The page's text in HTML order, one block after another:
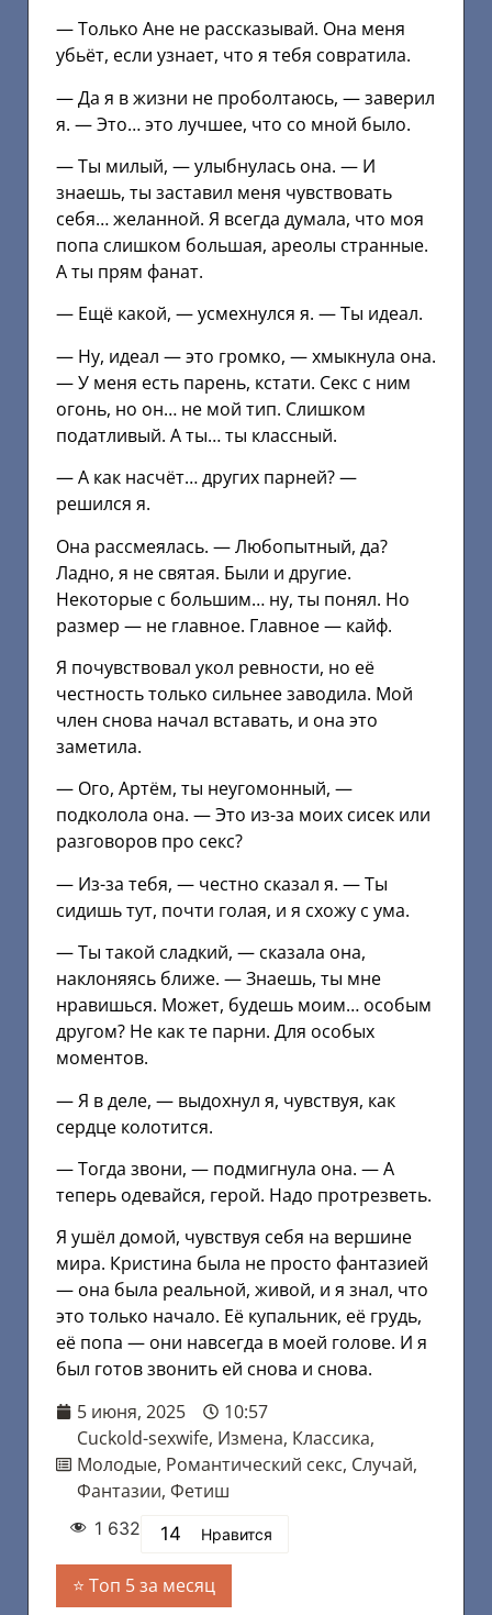
— Только Ане не рассказывай. Она меня
убьёт, если узнает, что я тебя совратила.
— Да я в жизни не проболтаюсь, — заверил
я. — Это… это лучшее, что со мной было.
— Ты милый, — улыбнулась она. — И
знаешь, ты заставил меня чувствовать
себя… желанной. Я всегда думала, что моя
попа слишком большая, ареолы странные.
А ты прям фанат.
— Ещё какой, — усмехнулся я. — Ты идеал.
— Ну, идеал — это громко, — хмыкнула она.
— У меня есть парень, кстати. Секс с ним
огонь, но он… не мой тип. Слишком
податливый. А ты… ты классный.
— А как насчёт… других парней? —
решился я.
Она рассмеялась. — Любопытный, да?
Ладно, я не святая. Были и другие.
Некоторые с большим… ну, ты понял. Но
размер — не главное. Главное — кайф.
Я почувствовал укол ревности, но её
честность только сильнее заводила. Мой
член снова начал вставать, и она это
заметила.
— Ого, Артём, ты неугомонный, —
подколола она. — Это из-за моих сисек или
разговоров про секс?
— Из-за тебя, — честно сказал я. — Ты
сидишь тут, почти голая, и я схожу с ума.
— Ты такой сладкий, — сказала она,
наклоняясь ближе. — Знаешь, ты мне
нравишься. Может, будешь моим… особым
другом? Не как те парни. Для особых
моментов.
— Я в деле, — выдохнул я, чувствуя, как
сердце колотится.
— Тогда звони, — подмигнула она. — А
теперь одевайся, герой. Надо протрезветь.
Я ушёл домой, чувствуя себя на вершине
мира. Кристина была не просто фантазией
— она была реальной, живой, и я знал, что
это только начало. Её купальник, её грудь,
её попа — они навсегда в моей голове. И я
был готов звонить ей снова и снова.
5 июня, 2025
10:57
Cuckold-sexwife, Измена, Классика,
Молодые, Романтический секс, Случай,
Фантазии, Фетиш
1 632 14 Нравится
Топ 5 за месяц